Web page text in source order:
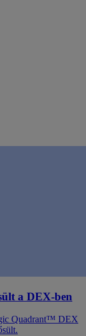
a DEX-ben
Quadrant™ DEX